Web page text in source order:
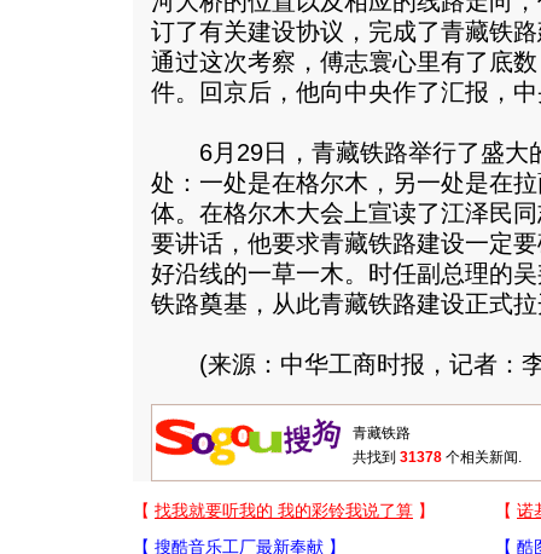
订了有关建设协议，完成了青藏铁
通过这次考察，傅志寰心里有了底
件。回京后，他向中央作了汇报，
6月29日，青藏铁路举行了盛大
处：一处是在格尔木，另一处是在
体。在格尔木大会上宣读了江泽民
要讲话，他要求青藏铁路建设一定
好沿线的一草一木。时任副总理的
铁路奠基，从此青藏铁路建设正式
(来源：中华工商时报，记者：
共找到 31378 个相关新闻.